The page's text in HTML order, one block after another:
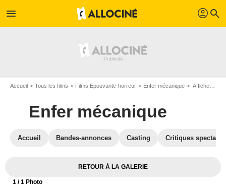
menu profil search
Accueil Tous les films Films Epouvante-horreur Enfer mécanique Affiche du film Enfer mécanique - Photo 1
Enfer mécanique
Accueil Bandes-annonces Casting Critiques
RETOUR À LA GALERIE
1 / 1 Photo